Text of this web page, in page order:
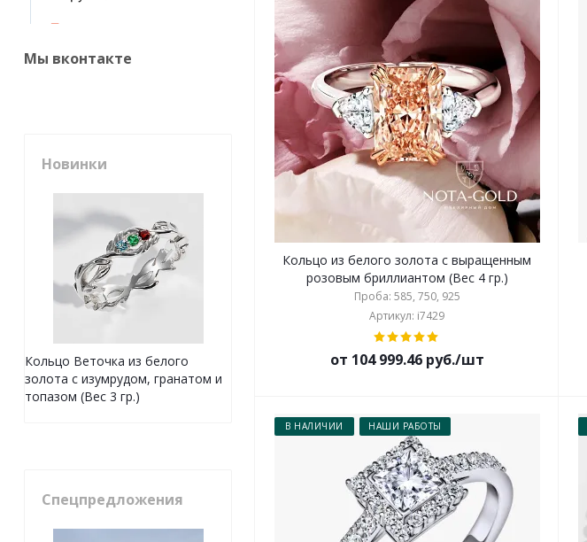
Кольцо из белого золота с выращенным
розовым бриллиантом (Вес 4 гр.)
Проба: 585, 750, 925
Артикул: i7429
от 104 999.46 руб./шт
В НАЛИЧИИ НАШИ РАБОТЫ
Мы вконтакте
Новинки
Кольцо Веточка из белого
золота с изумрудом, гранатом и
топазом (Вес 3 гр.)
Спецпредложения